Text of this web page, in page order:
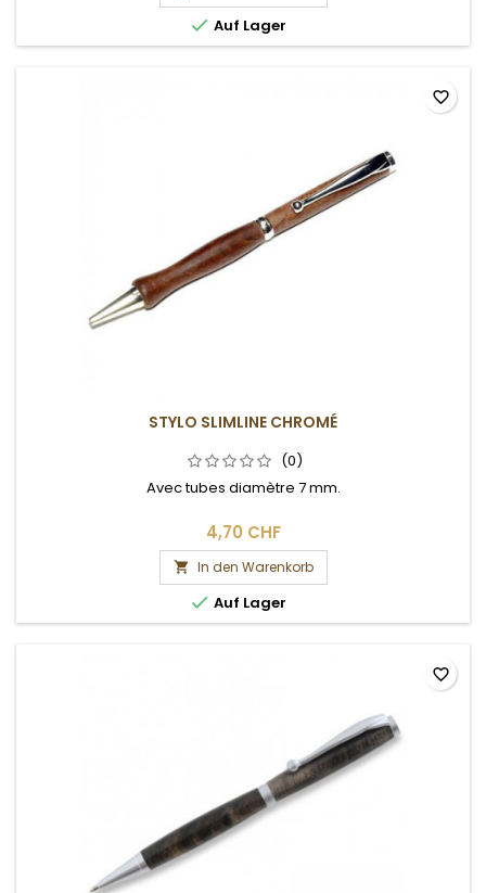
 Auf Lager
STYLO SLIMLINE CHROMÉ
(0)
Avec tubes diamètre 7 mm.
4,70 CHF
 In den Warenkorb
 Auf Lager
favorite_border
favorite_border